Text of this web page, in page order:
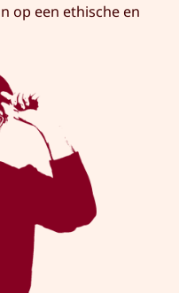
op een ethische en